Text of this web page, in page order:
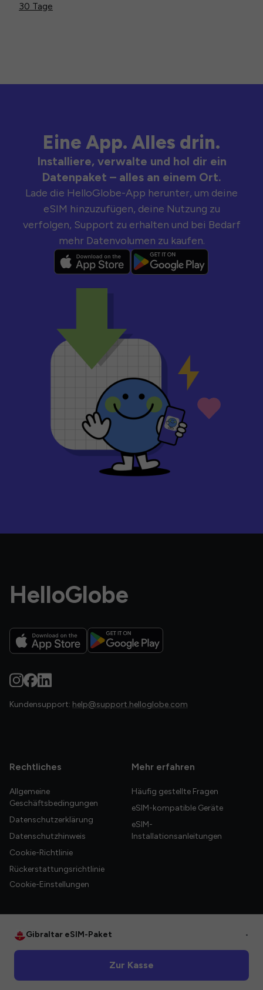
30 Tage
Eine App. Alles drin.
Installiere, verwalte und hol dir ein
Datenpaket – alles an einem Ort.
Lade die HelloGlobe-App herunter, um deine
eSIM hinzuzufügen, deine Nutzung zu
verfolgen, Support zu erhalten und bei Bedarf
mehr Datenvolumen zu kaufen.
HelloGlobe
Kundensupport: help@support.helloglobe.com
Rechtliches
Allgemeine
Geschäftsbedingungen
Datenschutzerklärung
Datenschutzhinweis
Cookie-Richtlinie
Rückerstattungsrichtlinie
Cookie-Einstellungen
Mehr erfahren
Häufig gestellte Fragen
eSIM-kompatible Geräte
eSIM-
Installationsanleitungen
Gibraltar eSIM-Paket •
Zur Kasse